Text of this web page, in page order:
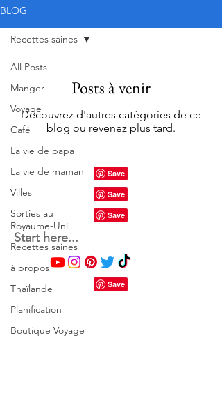
BLOG
All Posts
Manger
Voyage
Café
La vie de papa
La vie de maman
Villes
Sorties au
Royaume-Uni
Recettes saines
à propos
Thaïlande
Planification
Boutique Voyage
Recettes saines
Posts à venir
Découvrez d'autres catégories de ce
blog ou revenez plus tard.
Start here...